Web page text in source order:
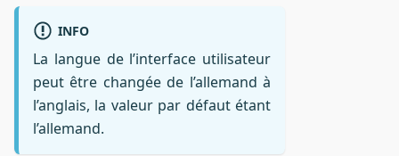
INFO
La langue de l’interface utilisateur
peut être changée de l’allemand à
l’anglais, la valeur par défaut étant
l’allemand.